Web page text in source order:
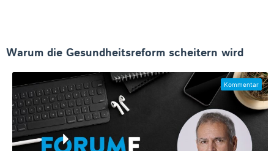
Warum die Gesundheitsreform scheitern wird